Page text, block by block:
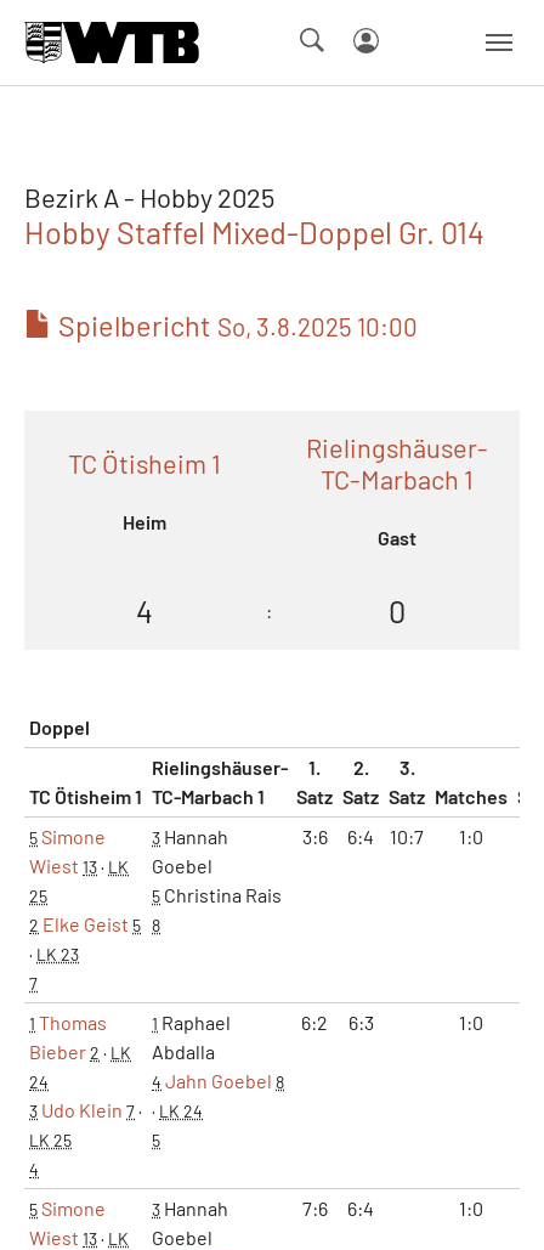
Bezirk A - Hobby 2025
Hobby Staffel Mixed-Doppel Gr. 014
Spielbericht So, 3.8.2025 10:00
TC Ötisheim 1
Heim
Rielingshäuser-
TC-Marbach 1
Gast
4 : 0
Doppel
TC Ötisheim 1
Rielingshäuser-
TC-Marbach 1
1.
Satz
2.
Satz
3.
Satz Matches
5Simone
Wiest 13· LK
25
2 Elke Geist 5
· LK 23
7
3 Hannah
Goebel
5 Christina Rais
8
3:6 6:4 10:7 1:0
1 Thomas
Bieber2 · LK
24
3 Udo Klein 7·
LK 25
4
1 Raphael
Abdalla
4 Jahn Goebel 8
· LK 24
5
6:2 6:3 1:0
5Simone
Wiest 13· LK
3 Hannah
Goebel
7:6 6:4 1:0